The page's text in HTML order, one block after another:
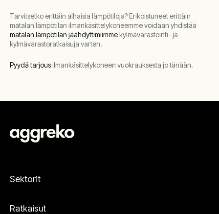
Tarvitsetko erittäin alhaisia lämpötiloja? Erikoistuneet erittäin
matalan lämpötilan ilmankäsittelykoneemme voidaan yhdistää
matalan lämpötilan jäähdyttimiimmekylmävarastointi- ja
kylmävarastoratkaisuja varten.
Pyydä tarjousilmankäsittelykoneen vuokrauksesta jo tänään.
Sektorit
Ratkaisut